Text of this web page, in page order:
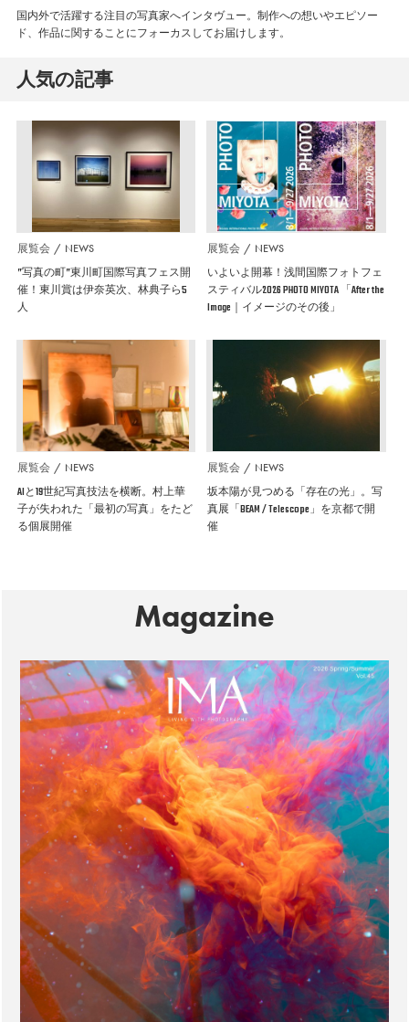
国内外で活躍する注目の写真家へインタヴュー。制作への想いやエピソー
ド、作品に関することにフォーカスしてお届けします。
人気の記事
展覧会 NEWS
”写真の町”東川町国際写真フェス開
催！東川賞は伊奈英次、林典子ら5
人
展覧会 NEWS
いよいよ開幕！浅間国際フォトフェ
スティバル2026 PHOTO MIYOTA 「After the
Image｜イメージのその後」
展覧会 NEWS
AIと19世紀写真技法を横断。村上華
子が失われた「最初の写真」をたど
る個展開催
展覧会 NEWS
坂本陽が見つめる「存在の光」。写
真展「BEAM / Telescope」を京都で開
催
Magazine